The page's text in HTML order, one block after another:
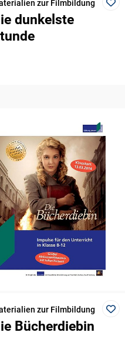
zur Filmbildung
dunkelste
zur Filmbildung
Bücherdiebin